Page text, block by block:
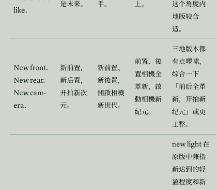
like.
是未来。 手。 上。
这个角度内
地版较合
适。
New front.
New rear.
New cam-
era.
新前置，
新后置，
开拍新次
元。
新前置、
新後置，
開啟相機
新世代。
前置、後
置相機全
革新，啟
動相機新
紀元。
三地版本都
有点啰嗦，
综合一下
「前后全革
新，开拍新
纪元」或更
工整。
new light在
原版中兼指
新达到的轻
盈程度和新